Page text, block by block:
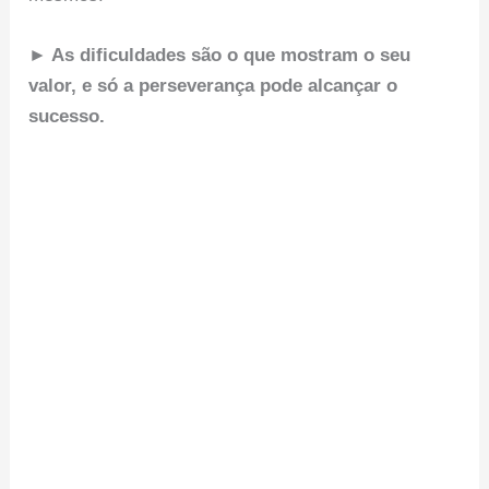
► As dificuldades são o que mostram o seu
valor, e só a perseverança pode alcançar o
sucesso.